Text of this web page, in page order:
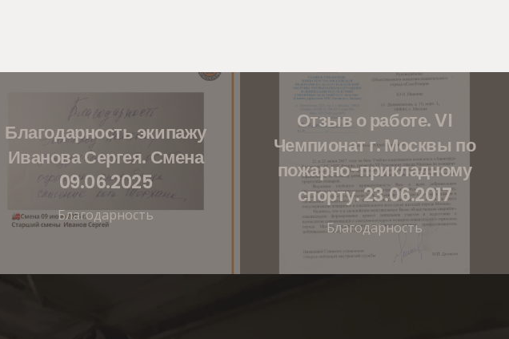
Благодарность экипажу
Иванова Сергея. Смена
09.06.2025
Благодарность
Отзыв о работе. VI
Чемпионат г. Москвы по
пожарно-прикладному
спорту. 23.06.2017
Благодарность